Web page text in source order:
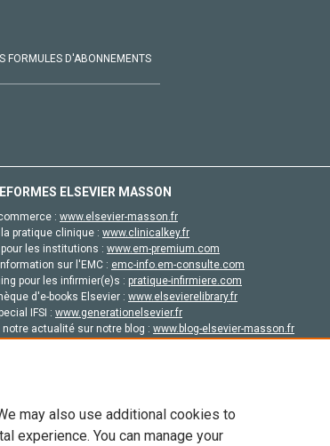
FORMULES D'ABONNEMENTS
ELSEVIER MASSON
: www.elsevier-masson.fr
pratique clinique : www.clinicalkey.fr
pour les institutions : www.em-premium.com
sur l'EMC : emc-info.em-consulte.com
pour les infirmier(e)s : pratique-infirmiere.com
d'e-books Elsevier : www.elsevierelibrary.fr
IFSI : www.generationelsevier.fr
notre actualité sur notre blog : www.blog-elsevier-masson.fr
may also use additional cookies to
experience. You can manage your